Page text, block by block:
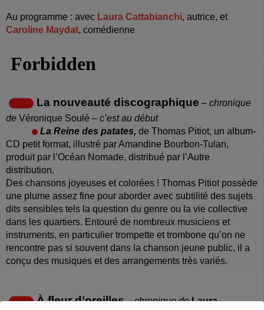
Au programme : avec Laura Cattabianchi, autrice, et
Caroline Maydat, comédienne
La nouveauté discographique – chronique
de Véronique Soulé – c’est au début
La Reine des patates, de Thomas Pitiot, un album-
CD petit format, illustré par Amandine Bourbon-Tulan,
produit par l’Océan Nomade, distribué par l’Autre
distribution.
Des chansons joyeuses et colorées ! Thomas Pitiot possède
une plume assez fine pour aborder avec subtilité des sujets
dits sensibles tels la question du genre ou la vie collective
dans les quartiers. Entouré de nombreux musiciens et
instruments, en particulier trompette et trombone qu’on ne
rencontre pas si souvent dans la chanson jeune public, il a
conçu des musiques et des arrangements très variés.
À fleur d’oreilles –chronique deLaura